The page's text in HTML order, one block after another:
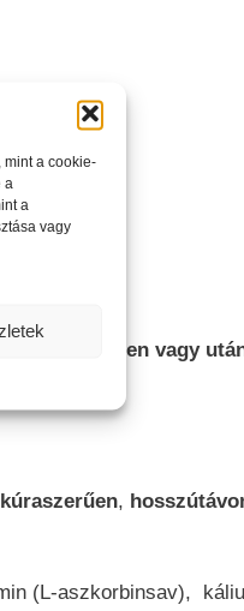
a cookie-
a
a
vagy
közben vagy
kúraszerűen,
(L-aszkorbinsav),